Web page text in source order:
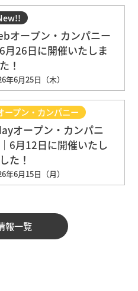
ープン・カンパニー
オープン・カンパニー
6月26日に開催いたしま
！
年6月25日（木）
ープン・カンパニー
オープン・カンパニ
6月12日に開催いたし
た！
年6月15日（月）
報一覧